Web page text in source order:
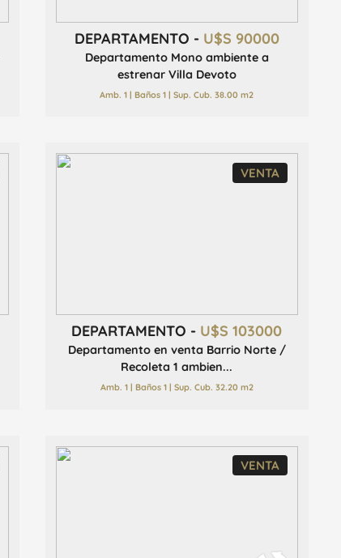
DEPARTAMENTO - U$S 90000
Departamento Mono ambiente a
estrenar Villa Devoto
Amb. 1 | Baños 1 | Sup. Cub. 38.00 m2
VENTA
DEPARTAMENTO - U$S 103000
Departamento en venta Barrio Norte /
Recoleta 1 ambien...
Amb. 1 | Baños 1 | Sup. Cub. 32.20 m2
VENTA